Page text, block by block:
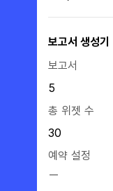
보고서 생성기
보고서
5
총 위젯 수
30
예약 설정